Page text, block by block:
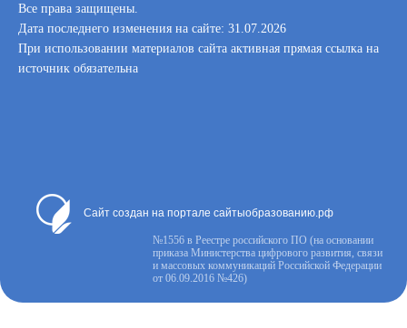
Все права защищены.
Дата последнего изменения на сайте: 31.07.2026
При использовании материалов сайта активная прямая ссылка на
источник обязательна
Сайт создан на портале сайтыобразованию.рф
№1556 в Реестре российского ПО (на основании
приказа Министерства цифрового развития, связи
и массовых коммуникаций Российской Федерации
от 06.09.2016 №426)